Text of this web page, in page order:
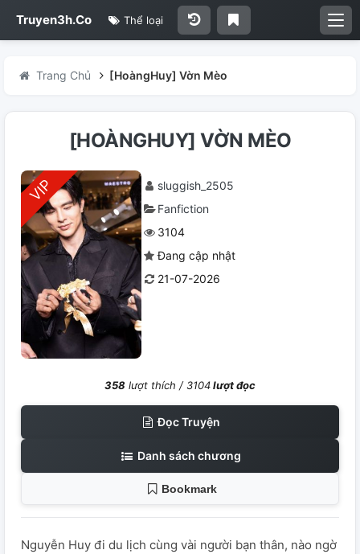
Truyen3h.Co Thể loại
Trang Chủ [HoàngHuy] Vờn Mèo
[HOÀNGHUY] VỜN MÈO
sluggish_2505
Fanfiction
3104
Đang cập nhật
21-07-2026
358 lượt thích /3104lượt đọc
Đọc Truyện
Danh sách chương
Bookmark
Nguyễn Huy đi du lịch cùng vài người bạn thân, nào ngờ